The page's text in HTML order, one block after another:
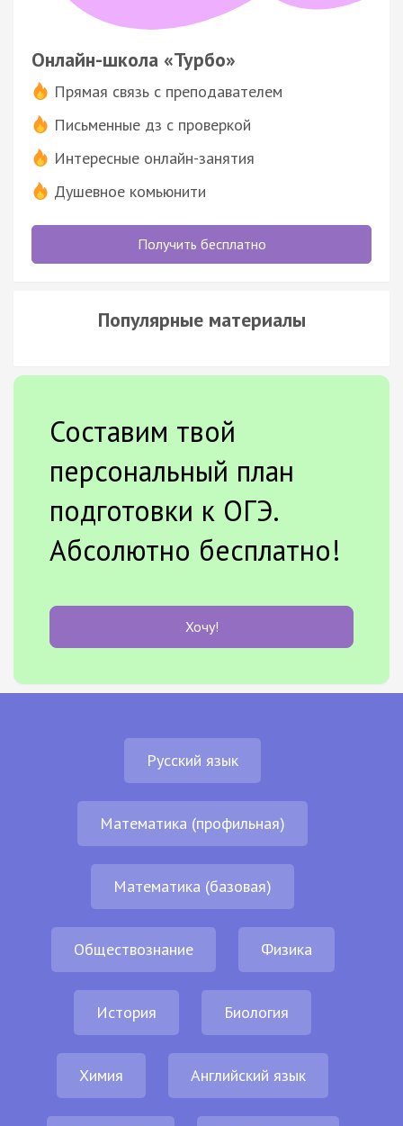
Онлайн-школа «Турбо»
Прямая связь с преподавателем
Письменные дз с проверкой
Интересные онлайн-занятия
Душевное комьюнити
Получить бесплатно
Популярные материалы
Составим твой
персональный план
подготовки к ОГЭ.
Абсолютно бесплатно!
Хочу!
Русский язык
Математика (профильная)
Математика (базовая)
Обществознание Физика
История Биология
Химия Английский язык